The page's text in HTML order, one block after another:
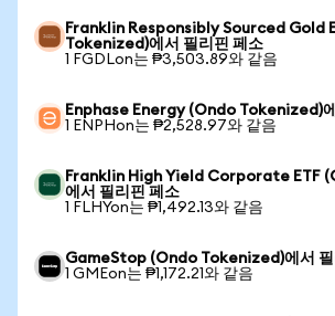
Franklin Responsibly Sourced Gold
Tokenized)에서 필리핀 페소
1 FGDLon는 ₱3,503.89와 같음
Enphase Energy (Ondo Tokenized)
1 ENPHon는 ₱2,528.97와 같음
Franklin High Yield Corporate ETF
에서 필리핀 페소
1 FLHYon는 ₱1,492.13와 같음
GameStop (Ondo Tokenized)에서 필
1 GMEon는 ₱1,172.21와 같음